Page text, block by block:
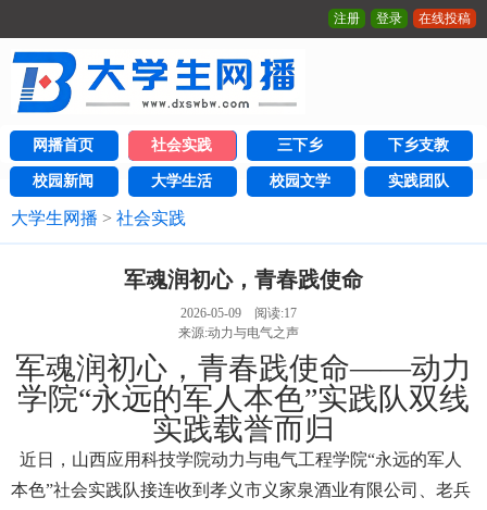
注册 登录 在线投稿
网播首页 社会实践 三下乡 下乡支教
校园新闻 大学生活 校园文学 实践团队
大学生网播 > 社会实践
军魂润初心，青春践使命
2026-05-09 阅读:17
来源:动力与电气之声
军魂润初心，青春践使命——动力
学院“永远的军人本色”实践队双线
实践载誉而归
近日，山西应用科技学院动力与电气工程学院“永远的军人
本色”社会实践队接连收到孝义市义家泉酒业有限公司、老兵